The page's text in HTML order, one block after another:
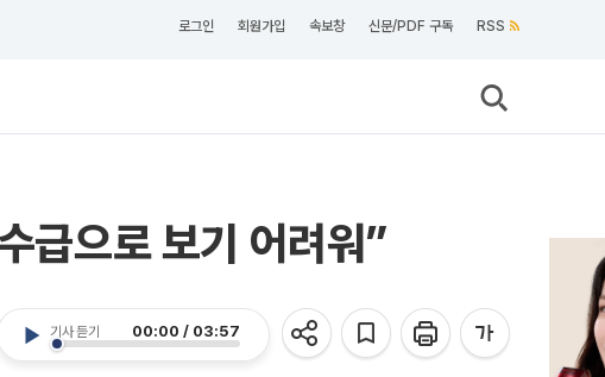
로그인 회원가입 속보창 신문/PDF 구독 RSS
급으로 보기 어려워”
기사 듣기 00:00 / 03:57